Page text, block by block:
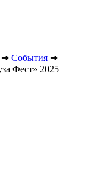
➔ События ➔
Фест» 2025